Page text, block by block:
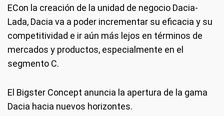
ECon la creación de la unidad de negocio Dacia-
Lada, Dacia va a poder incrementar su eficacia y su
competitividad e ir aún más lejos en términos de
mercados y productos, especialmente en el
segmento C.
El Bigster Concept anuncia la apertura de la gama
Dacia hacia nuevos horizontes.